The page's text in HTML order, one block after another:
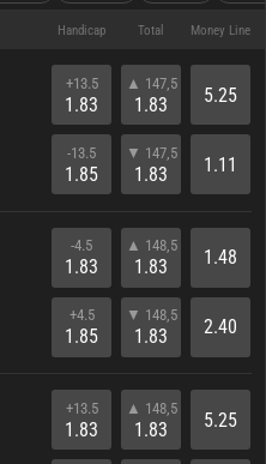
Handicap Total Money Line
+13.5
1.83
-13.5
1.85
▲ 147,5
1.83
▼ 147,5
1.83
5.25
1.11
-4.5
1.83
+4.5
1.85
▲ 148,5
1.83
▼ 148,5
1.83
1.48
2.40
+13.5
1.83
▲ 148,5
1.83 5.25